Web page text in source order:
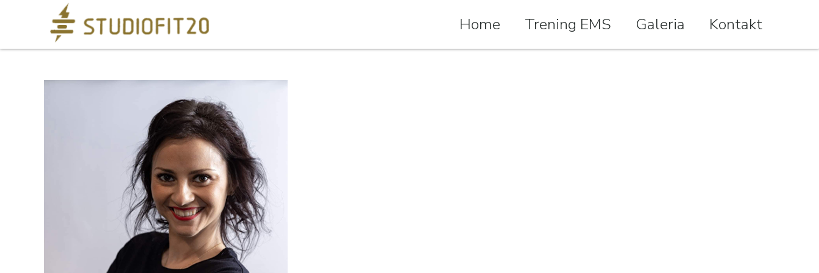
Home Trening EMS Galeria Kontakt